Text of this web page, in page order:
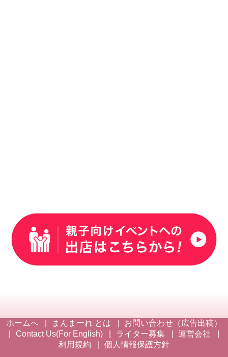
ホームへ まんまーれ とは
お問い合わせ（広告出稿）
Contact Us(For English)
ライター募集
運営会社
利用規約
個人情報保護方針